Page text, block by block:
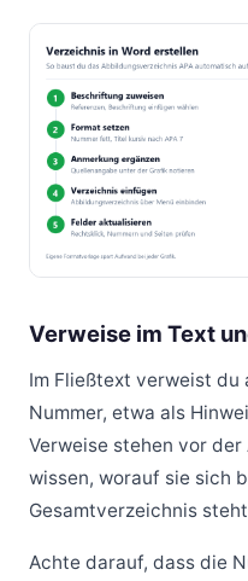
Verweise im Text
Im Fließtext verweist du
Nummer, etwa als
Verweise stehen vor
wissen, worauf sie sich
Gesamtverzeichnis
Achte darauf, dass die